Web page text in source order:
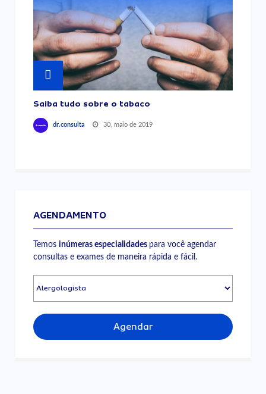
Saiba tudo sobre o tabaco
dr.consulta 30, maio de 2019
AGENDAMENTO
Temosinúmeras especialidades para você agendar
consultas e exames de maneira rápida e fácil.
Agendar